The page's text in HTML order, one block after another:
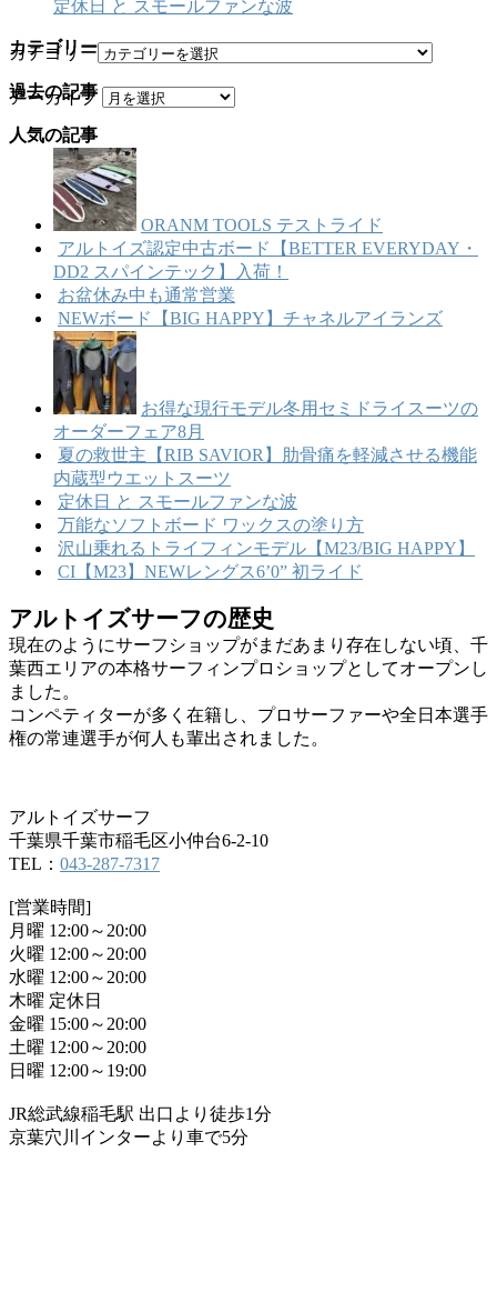
定休日 と スモールファンな波
カテゴリー
カテゴリー
過去の記事
アーカイブ
人気の記事
ORANM TOOLS テストライド
アルトイズ認定中古ボード【BETTER EVERYDAY・
DD2 スパインテック】入荷！
お盆休み中も通常営業
NEWボード【BIG HAPPY】チャネルアイランズ
お得な現行モデル冬用セミドライスーツの
オーダーフェア8月
夏の救世主【RIB SAVIOR】肋骨痛を軽減させる機能
内蔵型ウエットスーツ
定休日 と スモールファンな波
万能なソフトボード ワックスの塗り方
沢山乗れるトライフィンモデル【M23/BIG HAPPY】
CI【M23】NEWレングス6’0” 初ライド
アルトイズサーフの歴史
現在のようにサーフショップがまだあまり存在しない頃、千
葉西エリアの本格サーフィンプロショップとしてオープンし
ました。
コンペティターが多く在籍し、プロサーファーや全日本選手
権の常連選手が何人も輩出されました。
アルトイズサーフ
千葉県千葉市稲毛区小仲台6-2-10
TEL： 043-287-7317
[営業時間]
月曜 12:00～20:00
火曜 12:00～20:00
水曜 12:00～20:00
木曜 定休日
金曜 15:00～20:00
土曜 12:00～20:00
日曜 12:00～19:00
JR総武線稲毛駅 出口より徒歩1分
京葉穴川インターより車で5分